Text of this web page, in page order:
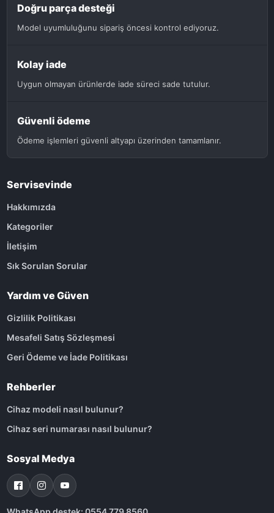
Doğru parça desteği
Model uyumluluğunu sipariş öncesi kontrol ediyoruz.
Kolay iade
Uygun olmayan ürünlerde iade süreci sade tutulur.
Güvenli ödeme
Ödeme işlemleri güvenli altyapı üzerinden tamamlanır.
Servisevinde
Hakkımızda
Kategoriler
İletişim
Sık Sorulan Sorular
Yardım ve Güven
Gizlilik Politikası
Mesafeli Satış Sözleşmesi
Geri Ödeme ve İade Politikası
Rehberler
Cihaz modeli nasıl bulunur?
Cihaz seri numarası nasıl bulunur?
Sosyal Medya